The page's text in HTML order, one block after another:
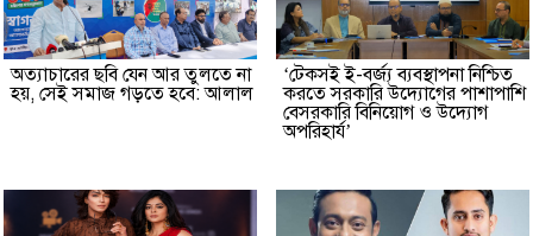
অত্যাচারের ছবি যেন আর তুলতে না
হয়, সেই সমাজ গড়তে হবে: আলাল
‘টেকসই ই-বর্জ্য ব্যবস্থাপনা নিশ্চিত
করতে সরকারি উদ্যোগের পাশাপাশি
বেসরকারি বিনিয়োগ ও উদ্যোগ
অপরিহার্য’